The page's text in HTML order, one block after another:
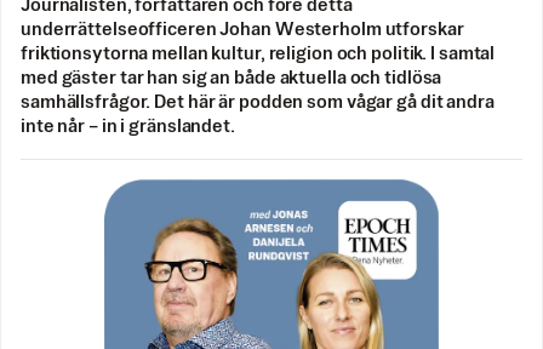
Journalisten, författaren och före detta
underrättelseofficeren Johan Westerholm utforskar
friktionsytorna mellan kultur, religion och politik. I samtal
med gäster tar han sig an både aktuella och tidlösa
samhällsfrågor. Det här är podden som vågar gå dit andra
inte når – in i gränslandet.